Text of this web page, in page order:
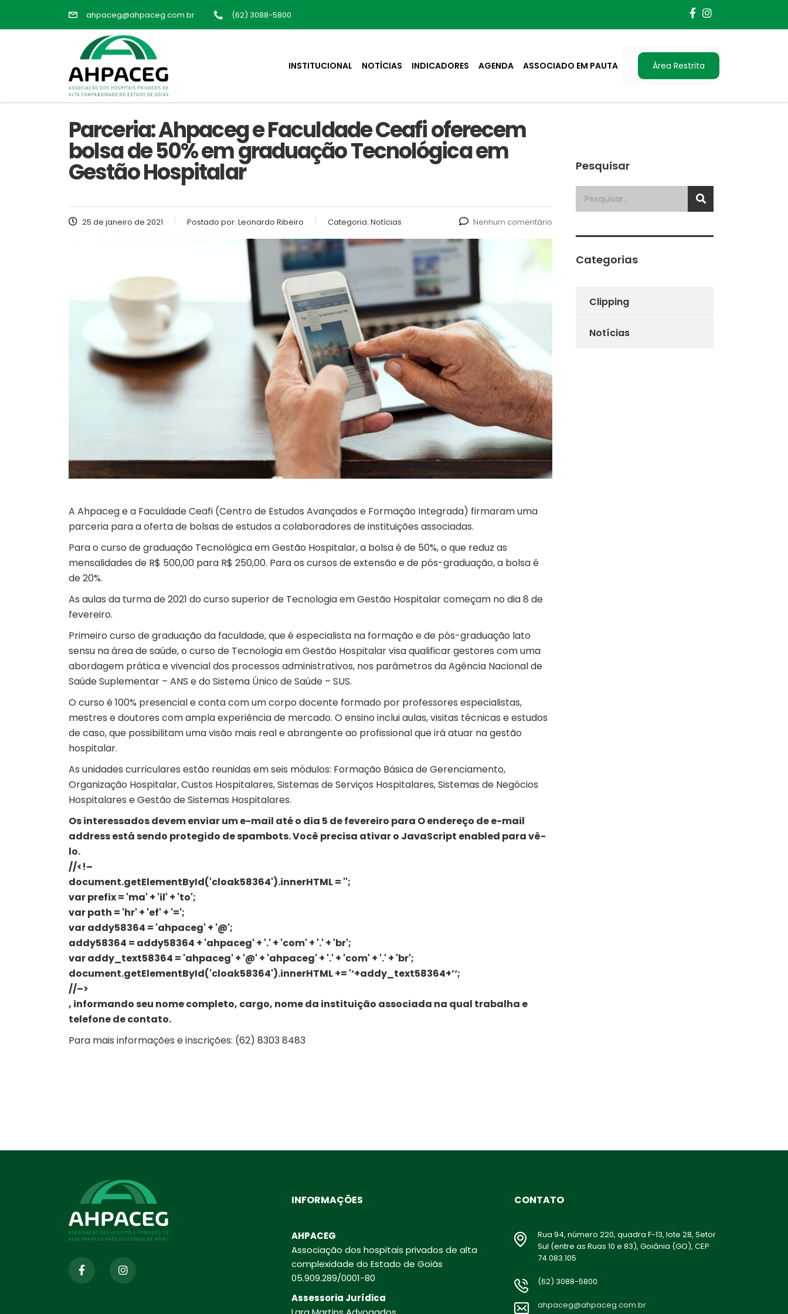
ahpaceg@ahpaceg.com.br (62) 3088-5800
INSTITUCIONAL NOTÍCIAS INDICADORES AGENDA ASSOCIADO EM PAUTA Área Restrita
Parceria: Ahpaceg e Faculdade Ceafi oferecem
bolsa de 50% em graduação Tecnológica em
Gestão Hospitalar
25 de janeiro de 2021 Postado por: Leonardo Ribeiro Categoria: Notícias Nenhum comentário
A Ahpaceg e a Faculdade Ceafi (Centro de Estudos Avançados e Formação Integrada) firmaram uma
parceria para a oferta de bolsas de estudos a colaboradores de instituições associadas.
Para o curso de graduação Tecnológica em Gestão Hospitalar, a bolsa é de 50%, o que reduz as
mensalidades de R$ 500,00 para R$ 250,00. Para os cursos de extensão e de pós-graduação, a bolsa é
de 20%.
As aulas da turma de 2021 do curso superior de Tecnologia em Gestão Hospitalar começam no dia 8 de
fevereiro.
Primeiro curso de graduação da faculdade, que é especialista na formação e de pós-graduação lato
sensu na área de saúde, o curso de Tecnologia em Gestão Hospitalar visa qualificar gestores com uma
abordagem prática e vivencial dos processos administrativos, nos parâmetros da Agência Nacional de
Saúde Suplementar – ANS e do Sistema Único de Saúde – SUS.
O curso é 100% presencial e conta com um corpo docente formado por professores especialistas,
mestres e doutores com ampla experiência de mercado. O ensino inclui aulas, visitas técnicas e estudos
de caso, que possibilitam uma visão mais real e abrangente ao profissional que irá atuar na gestão
hospitalar.
As unidades curriculares estão reunidas em seis módulos: Formação Básica de Gerenciamento,
Organização Hospitalar, Custos Hospitalares, Sistemas de Serviços Hospitalares, Sistemas de Negócios
Hospitalares e Gestão de Sistemas Hospitalares.
Os interessados devem enviar um e-mail até o dia 5 de fevereiro para O endereço de e-mail
address está sendo protegido de spambots. Você precisa ativar o JavaScript enabled para vê-
lo.
//<!–
document.getElementById('cloak58364').innerHTML = '';
var prefix = 'ma' + 'il' + 'to';
var path = 'hr' + 'ef' + '=';
var addy58364 = 'ahpaceg' + '@';
addy58364 = addy58364 + 'ahpaceg' + '.' + 'com' + '.' + 'br';
var addy_text58364 = 'ahpaceg' + '@' + 'ahpaceg' + '.' + 'com' + '.' + 'br';
document.getElementById('cloak58364').innerHTML += '‘+addy_text58364+’‘;
//–>
, informando seu nome completo, cargo, nome da instituição associada na qual trabalha e
telefone de contato.
Para mais informações e inscrições: (62) 8303 8483
Pesquisar
Categorias
Clipping
Notícias
INFORMAÇÕES
AHPACEG
Associação dos hospitais privados de alta
complexidade do Estado de Goiás
05.909.289/0001-80
Assessoria Jurídica
CONTATO
Rua 94, número 220, quadra F-13, lote 28, Setor
Sul (entre as Ruas 10 e 83), Goiânia (GO), CEP
74.083.105
(62) 3088-5800
ahpaceg@ahpaceg.com.br